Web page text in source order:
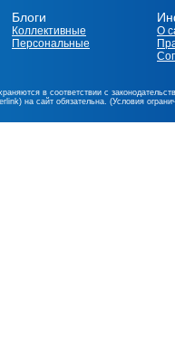
Блоги
Коллективные
Персональные
О
в соответствии с
на сайт обязательна. (Условия